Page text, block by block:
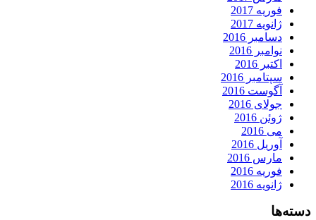
فوریه 2017
ژانویه 2017
دسامبر 2016
نوامبر 2016
اکتبر 2016
سپتامبر 2016
آگوست 2016
جولای 2016
ژوئن 2016
می 2016
آوریل 2016
مارس 2016
فوریه 2016
ژانویه 2016
دسته‌ها